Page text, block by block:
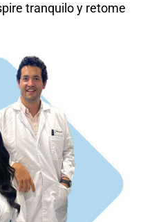
tranquilo y retome